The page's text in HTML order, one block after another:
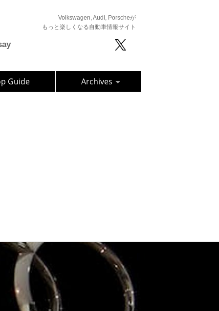
Volkswagen, Audi, Porscheが
もっと楽しくなる自動車情報サイト
Guide Archives